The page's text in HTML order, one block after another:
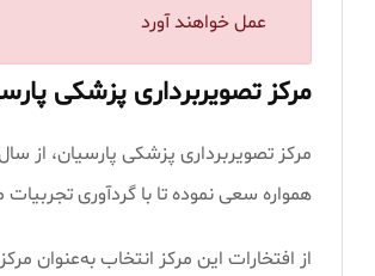
عمل خواهند آورد
مرکز تصویربرداری پزشکی
همواره سعی نموده تا با گردآوری
از افتخارات این مرکز انتخاب به‌عنوان